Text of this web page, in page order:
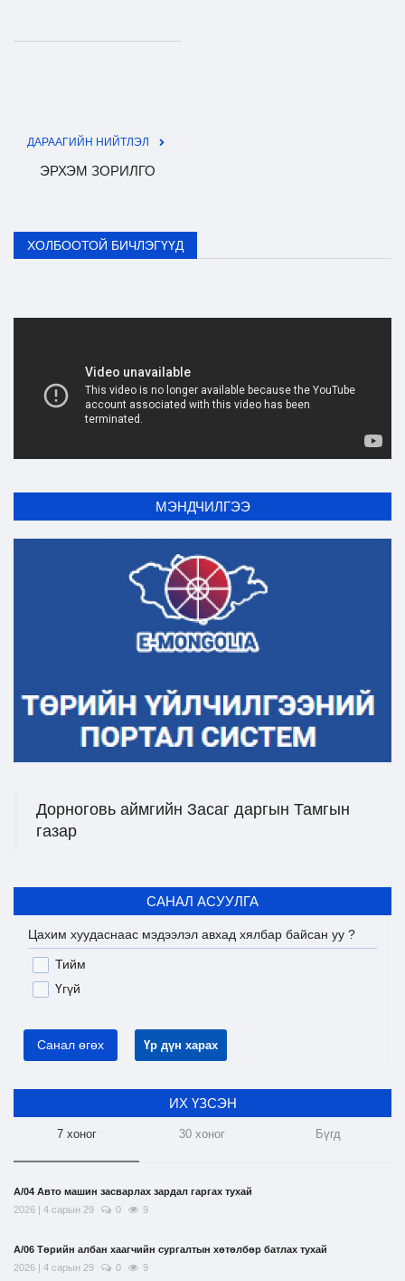
ДАРААГИЙН НИЙТЛЭЛ
ЭРХЭМ ЗОРИЛГО
ХОЛБООТОЙ БИЧЛЭГҮҮД
МЭНДЧИЛГЭЭ
Дорноговь аймгийн Засаг даргын Тамгын
газар
САНАЛ АСУУЛГА
Цахим хуудаснаас мэдээлэл авхад хялбар байсан уу ?
Тийм
Үгүй
Санал өгөх Үр дүн харах
ИХ ҮЗСЭН
7 хоног 30 хоног Бүгд
А/04 Авто машин засварлах зардал гаргах тухай
2026 | 4 сарын 29
0 9
А/06 Төрийн албан хаагчийн сургалтын хөтөлбөр батлах тухай
2026 | 4 сарын 29
0 9